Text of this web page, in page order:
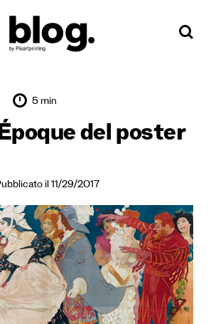
5 min
del poster
il 11/29/2017